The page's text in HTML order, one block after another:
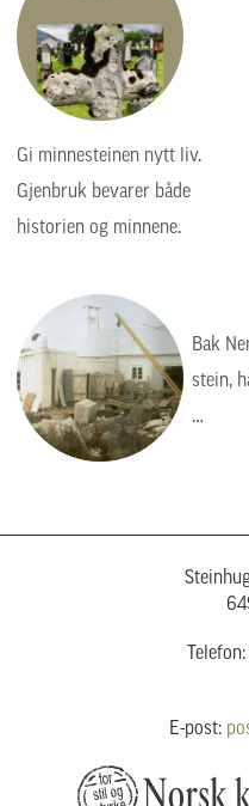
Gi minnesteinen nytt liv.
Gjenbruk bevarer både
historien og minnene.
Bak
stein,
E-post: